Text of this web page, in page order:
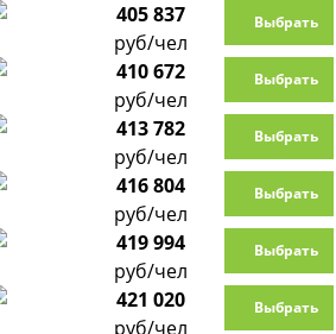
405 837
руб/чел
Выбрать
410 672
руб/чел
Выбрать
413 782
руб/чел
Выбрать
416 804
руб/чел
Выбрать
419 994
руб/чел
Выбрать
421 020
руб/чел
Выбрать